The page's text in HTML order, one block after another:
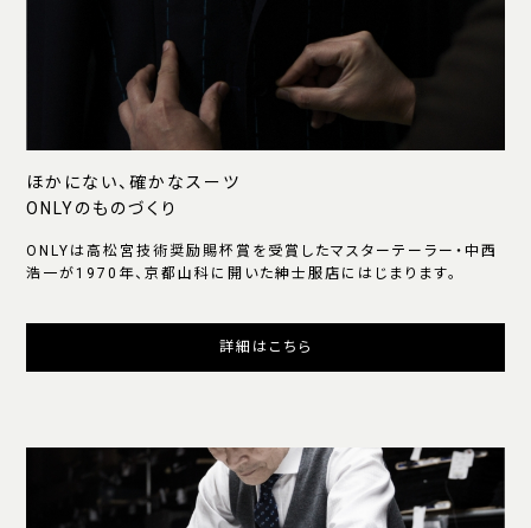
ほかにない、確かなスーツ
ONLYのものづくり
ONLYは高松宮技術奨励賜杯賞を受賞したマスターテーラー・中西
浩一が1970年、京都山科に開いた紳士服店にはじまります。
詳細はこちら